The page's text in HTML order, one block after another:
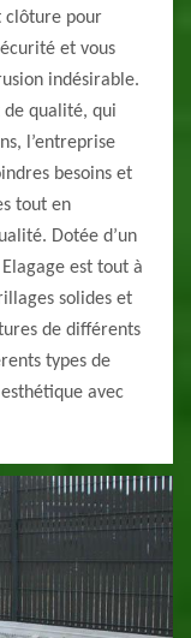
clôture pour
et vous
indésirable.
de qualité, qui
l’entreprise
besoins et
tout en
Dotée d’un
est tout à
solides et
de différents
types de
avec